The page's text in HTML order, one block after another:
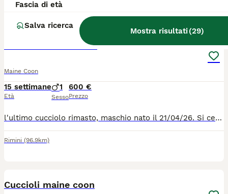
Fascia di età
Salva ricerca
Mostra risultati(29)
Cucciolo Maine coon
Maine Coon
15 settimane
Età
1
Sesso
600 €
Prezzo
l'ultimo cucciolo rimasto, maschio nato il 21/04/26. Si cede svezzato,sverminato e con due vaccini. Abituato alla lettiera e tiragraffi. Ottimo carattere, dolce ed affettuoso.
Rimini (96.9km)
Cuccioli maine coon